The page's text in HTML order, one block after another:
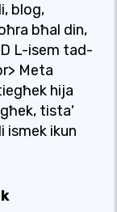
blog,
bħal din,
L-isem tad-
Meta
hija
tista'
ismek ikun